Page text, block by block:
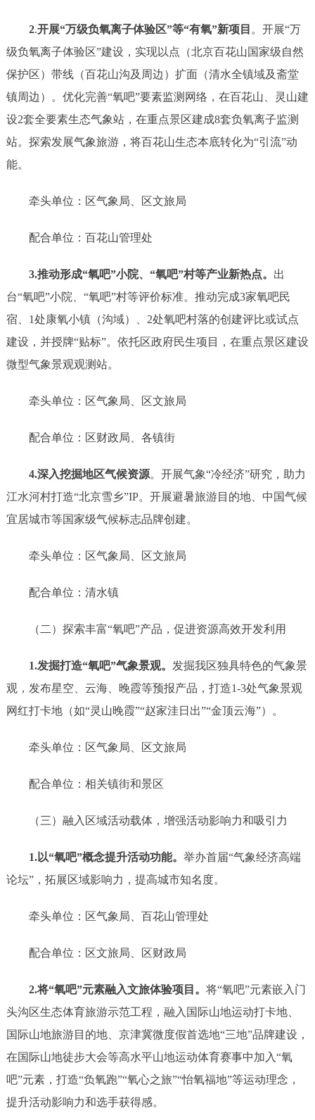
2.开展“万级负氧离子体验区”等“有氧”新项目 。 开展“万
级负氧离子体验区”建设，实现以点（北京百花山国家级自然
保护区）带线（百花山沟及周边）扩面（清水全镇域及斋堂
镇周边）。优化完善“氧吧”要素监测网络，在百花山、灵山建
设2套全要素生态气象站，在重点景区建成8套负氧离子监测
站。探索发展气象旅游，将百花山生态本底转化为“引流”动
能。
牵头单位：区气象局、区文旅局
配合单位：百花山管理处
3.推动形成“氧吧”小院、“氧吧”村等产业新热点。 出
台“氧吧”小院、“氧吧”村等评价标准。推动完成3家氧吧民
宿、 1处康氧小镇（沟域）、 2处氧吧村落的创建评比或试点
建设，并授牌“贴标”。依托区政府民生项目，在重点景区建设
微型气象景观观测站。
牵头单位：区气象局、区文旅局
配合单位：区财政局、各镇街
4.深入挖掘地区气候资源。开展气象“冷经济”研究，助力
江水河村打造“北京雪乡”IP。开展避暑旅游目的地、中国气候
宜居城市等国家级气候标志品牌创建。
牵头单位：区气象局、区文旅局
配合单位：清水镇
（二）探索丰富“氧吧”产品，促进资源高效开发利用
1.发掘打造“氧吧”气象景观。 发掘我区独具特色的气象景
观， 发布星空、云海、晚霞等预报产品，打造1-3处气象景观
网红打卡地（如“灵山晚霞”“赵家洼日出”“金顶云海”）。
牵头单位：区气象局、区文旅局
配合单位：相关镇街和景区
（三）融入区域活动载体，增强活动影响力和吸引力
1.以“氧吧”概念提升活动功能。 举办首届“气象经济高端
论坛”，拓展区域影响力，提高城市知名度。
牵头单位：区气象局、百花山管理处
配合单位：区文旅局、区财政局
2.将“氧吧”元素融入文旅体验项目。 将“氧吧”元素嵌入门
头沟区生态体育旅游示范工程，融入 国际山地运动打卡地、
国际山地旅游目的地、 京津冀微度假首选地“三地”品牌建设，
在国际山地徒步大会等高水平山地运动体育赛事中加入“氧
吧”元素， 打造“负氧跑”“氧心之旅”“怡氧福地”等运动理念，
提升活动影响力和选手获得感。